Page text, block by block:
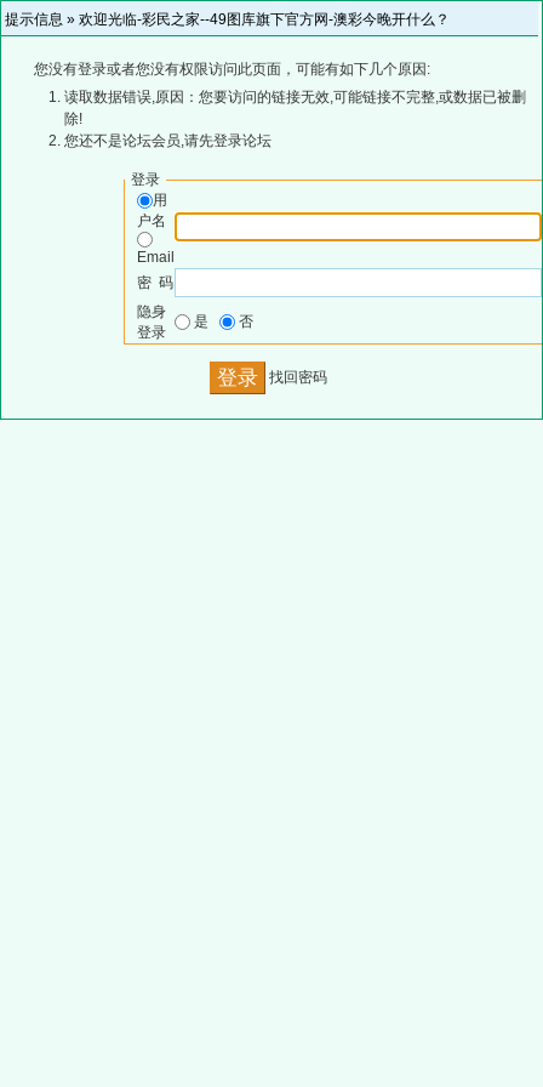
提示信息 » 欢迎光临-彩民之家--49图库旗下官方网-澳彩今晚开什么？
您没有登录或者您没有权限访问此页面，可能有如下几个原因:
读取数据错误,原因：您要访问的链接无效,可能链接不完整,或数据已被删
除!
您还不是论坛会员,请先登录论坛
登录
用
户名
Email
密 码
隐身
登录
是 否
找回密码